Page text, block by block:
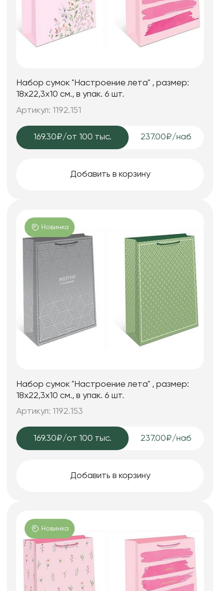
Набор сумок "Настроение лета" , размер:
18х22,3х10 см., в упак. 6 шт.
Артикул: 1192.151
169.30₽/от 100 тыс. 237.00₽/наб
Добавить в корзину
Новинка
Набор сумок "Настроение лета" , размер:
18х22,3х10 см., в упак. 6 шт.
Артикул: 1192.153
169.30₽/от 100 тыс. 237.00₽/наб
Добавить в корзину
Новинка